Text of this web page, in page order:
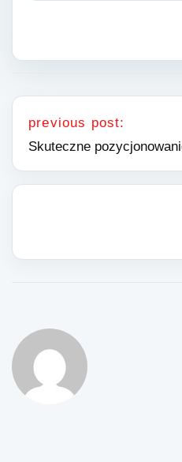
Nawigacja wpisu
previous post:
Skuteczne